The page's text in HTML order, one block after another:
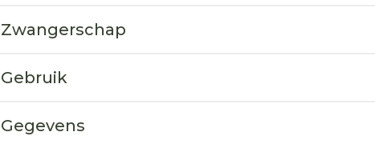
Zwangerschap
Gebruik
Gegevens